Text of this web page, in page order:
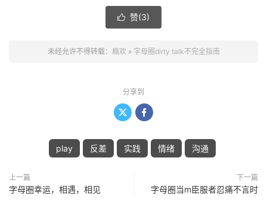
 赞(3)
未经允许不得转载： 瘾欢 » 字母圈dirty talk不完全指南
分享到
 
play 反差 实践 情绪 沟通
上一篇
字母圈幸运，相遇，相见
下一篇
字母圈当m臣服者忍痛不言时